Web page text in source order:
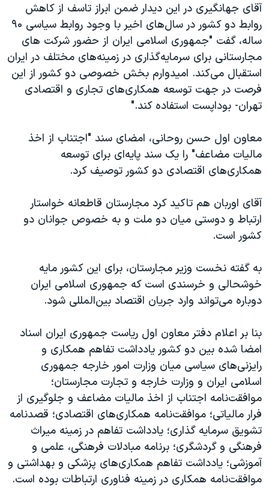
نرگس محمدی برنده جایزه نوبل صلح
همایش محافظه‌کاران آمریکا «سی‌پک»
صفحه‌های ویژه
سفر پرزیدنت ترامپ به چین
آقای جهانگیری در این دیدار ضمن ابراز تاسف از کاهش
روابط دو کشور در سال‌های اخیر با وجود روابط سیاسی ۹۰
ساله، گفت "جمهوری اسلامی ایران از حضور شرکت های
مجارستانی برای سرمایه‌گذاری در زمینه‌های مختلف در ایران
استقبال می‌کند. امیدوارم بخش خصوصی دو کشور از این
فرصت در جهت توسعه همکاری‌های تجاری و اقتصادی
تهران- بوداپست استفاده کند."
معاون اول حسن روحانی، امضای سند "اجتناب از اخذ
مالیات مضاعف" را یک سند پایه‌ای برای توسعه
همکاری‌های اقتصادی دو کشور توصیف کرد.
آقای اوربان هم تاکید کرد مجارستان قاطعانه خواستار
ارتباط و دوستی میان دو ملت و به خصوص جوانان دو
کشور است.
به گفته نخست وزیر مجارستان، برای این کشور مایه
خوشحالی و خرسندی است که جمهوری اسلامی ایران
دوباره می‌تواند وارد جریان اقتصاد بین‌المللی شود.
بنا بر اعلام دفتر معاون اول ریاست جمهوری ایران اسناد
امضا شده بین دو کشور یادداشت تفاهم همکاری و
رایزنی‌های سیاسی میان وزارت امور خارجه جمهوری
اسلامی ایران و وزارت خارجه و تجارت مجارستان؛
موافقت‌نامه اجتناب از اخذ مالیات مضاعف و جلوگیری از
فرار مالیاتی؛ موافقت‌نامه همکاری‌های اقتصادی؛ قصدنامه
تشویق سرمایه گذاری؛ یادداشت تفاهم در زمینه میراث
فرهنگی و گردشگری؛ برنامه مبادلات فرهنگی، علمی و
آموزشی؛ یادداشت تفاهم همکاری‌های پزشکی و بهداشتی و
موافقت‌نامه همکاری در زمینه فناوری ارتباطات بوده است.